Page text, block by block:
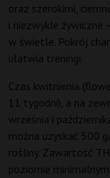
oraz szerokimi,
i niezwykle
w świetle. Pokrój
ułatwia treningi.
Czas kwitnienia
11 tygodni), a na
września i
można uzyskać 500
rośliny. Zawartość
poziomie